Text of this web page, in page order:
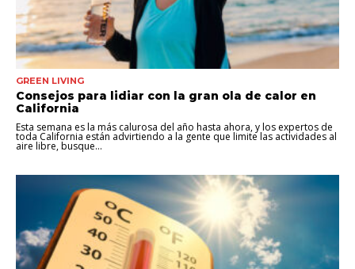
GREEN LIVING
Consejos para lidiar con la gran ola de calor en
California
Esta semana es la más calurosa del año hasta ahora, y los expertos de
toda California están advirtiendo a la gente que limite las actividades al
aire libre, busque...